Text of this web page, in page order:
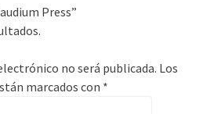
Press”
no será publicada. Los
marcados con *